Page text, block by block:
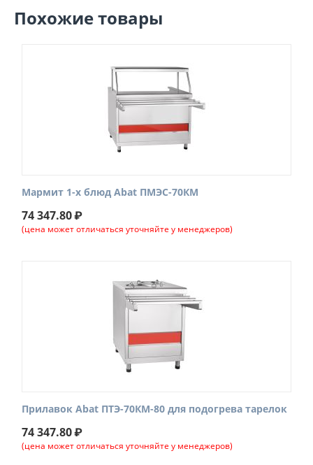
Похожие товары
Мармит 1-х блюд Abat ПМЭС-70КМ
74 347.80₽
(цена может отличаться уточняйте у менеджеров)
Прилавок Abat ПТЭ-70КМ-80 для подогрева тарелок
74 347.80₽
(цена может отличаться уточняйте у менеджеров)